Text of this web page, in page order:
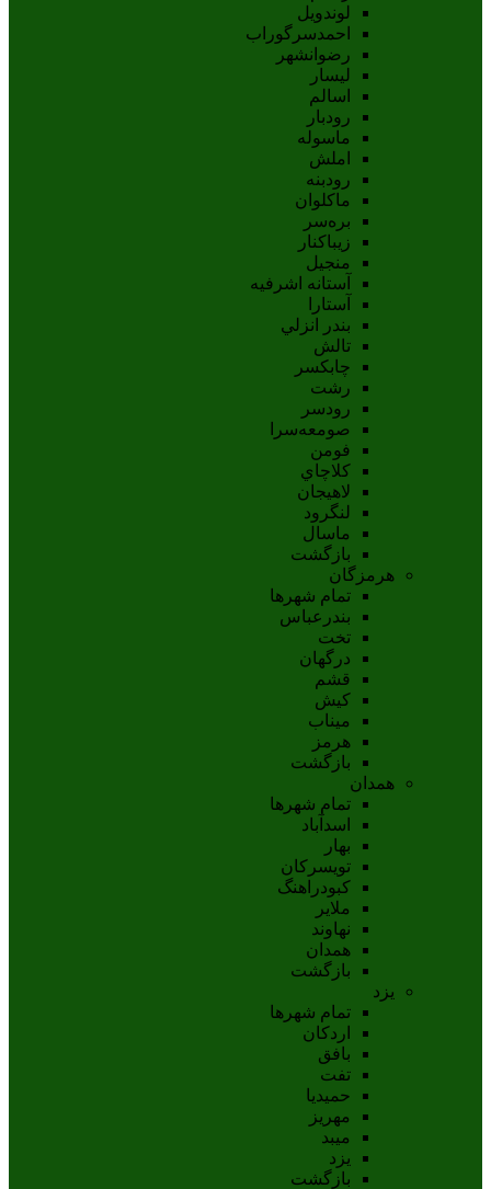
لوندویل
احمدسرگوراب
رضوانشهر
لیسار
اسالم
رودبار
ماسوله
املش
رودبنه
ماکلوان
بره‌سر
زیباکنار
منجیل
آستانه اشرفيه
آستارا
بندر انزلي
تالش
چابکسر
رشت
رودسر
صومعه‌سرا
فومن
کلاچاي
لاهيجان
لنگرود
ماسال
بازگشت
هرمزگان
تمام شهر‌ها
بندرعباس
تخت
درگهان
قشم
کيش
ميناب
هرمز
بازگشت
همدان
تمام شهر‌ها
اسدآباد
بهار
تويسرکان
کبودراهنگ
ملاير
نهاوند
همدان
بازگشت
یزد
تمام شهر‌ها
اردکان
بافق
تفت
حميديا
مهریز
ميبد
يزد
بازگشت